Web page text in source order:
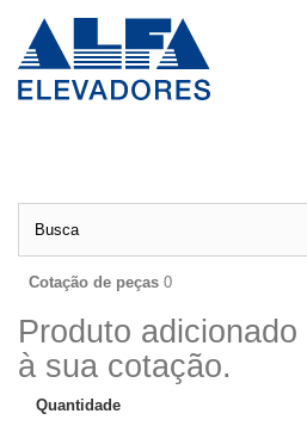
Cotação de peças 0
Produto
à sua cotação.
Quantidade